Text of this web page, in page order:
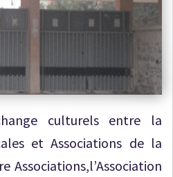
culturels entre la
et Associations de la
Associations,l’Association